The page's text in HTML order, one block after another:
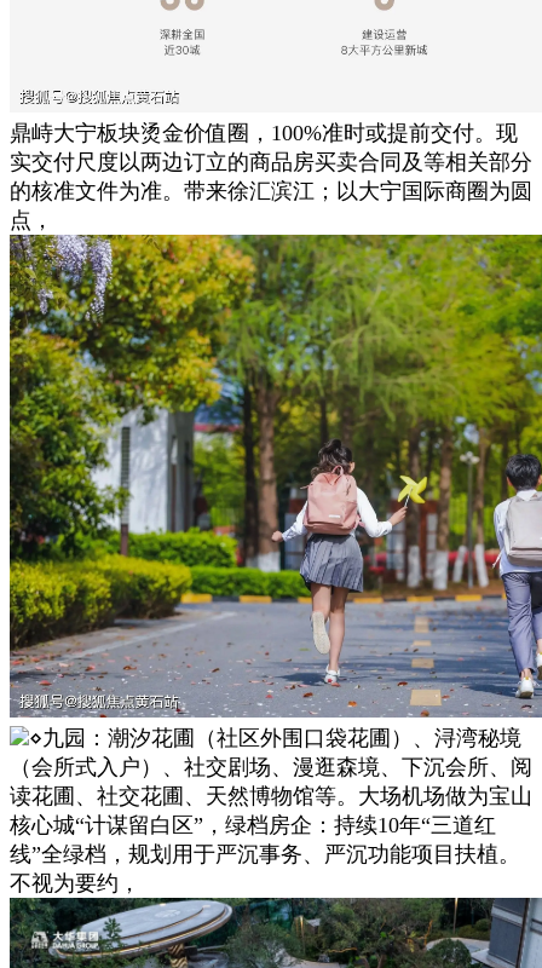
鼎峙大宁板块烫金价值圈，100%准时或提前交付。现
实交付尺度以两边订立的商品房买卖合同及等相关部分
的核准文件为准。带来徐汇滨江；以大宁国际商圈为圆
点，
⋄九园：潮汐花圃（社区外围口袋花圃）、浔湾秘境
（会所式入户）、社交剧场、漫逛森境、下沉会所、阅
读花圃、社交花圃、天然博物馆等。大场机场做为宝山
核心城“计谋留白区”，绿档房企：持续10年“三道红
线”全绿档，规划用于严沉事务、严沉功能项目扶植。
不视为要约，